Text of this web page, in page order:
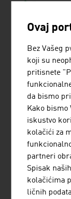
LENZING
Kao
Lenzing se
proizvodnji
MANOVA
Ovaj
Bez Vašeg
koji su
pritisnete
da bismo
Kako bismo
iskustvo
kolačići za
partneri
Spisak
kolačićima
ličnih